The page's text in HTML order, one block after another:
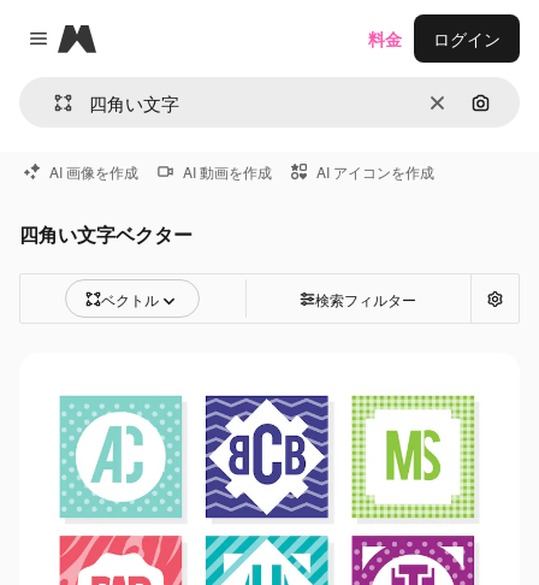
Close menu
Magnific
消去 画像で
料金 ログイン
AI 画像を作成 AI 動画を作成 AI アイコンを作成
四角い文字ベクター
ベクトル 検索フィルター